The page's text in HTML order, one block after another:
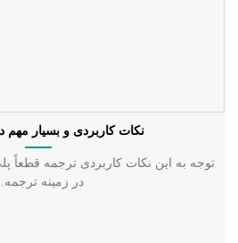
نکات کاربردی و بسیار مهم
توجه به این نکات کاربردی ترجمه قطعاً
در زمینه